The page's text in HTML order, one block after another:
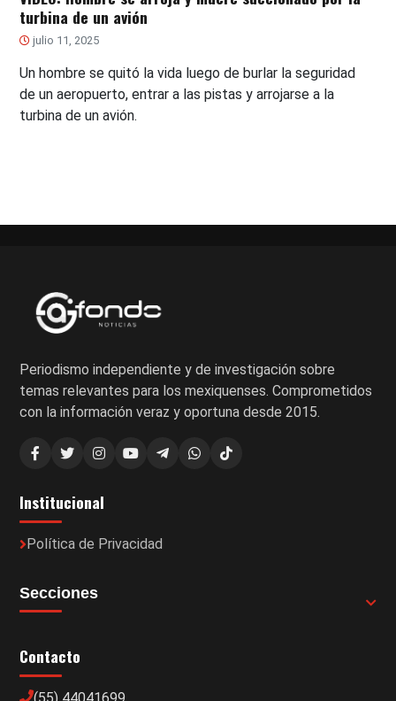
turbina de un avión
julio 11, 2025
Un hombre se quitó la vida luego de burlar la seguridad
de un aeropuerto, entrar a las pistas y arrojarse a la
turbina de un avión.
Periodismo independiente y de investigación sobre
temas relevantes para los mexiquenses. Comprometidos
con la información veraz y oportuna desde 2015.
Institucional
Política de Privacidad
Secciones
Contacto
(55) 44041699